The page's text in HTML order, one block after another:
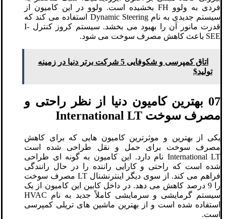
فردی به ولوو FH بخشیده است. ولوو در این کامیون از
سیستم جدیدی به نام Dynamic Steering استفاده می کند که
قدرت مانور آن را بهبود می بخشد. سیستم کروز کنترل I-
SEE باعث کاهش مصرف سوخت می شود.
اتاق کمپرسی و شکوفایی 5 شرکت برتر دنیا در زمینه
تولید$
07 بهترین کامیون دنیا از نظر راحتی و
مصرف سوخت International LT
یکی از بهترین و موثرترین کامیون هایی که برای کاهش
مصرف سوخت برای حمل و نقل طراحی شده است
International LT نام دارد. این کامیون به گونه ای طراحی
شده است که راحتی و کارایی راننده را در حال رانندگی
فراهم می کند. از سوی دیگر اینترنشنال LT مصرف سوخت
را 9 درصد کاهش می دهد. در داخل کابین این کامیون از یک
سیستم گرمایشی و سرمایشی کاملاً جدید به نام HVAC
استفاده شده است و از بهترین ماشین های تریلی کمپرسی
است.